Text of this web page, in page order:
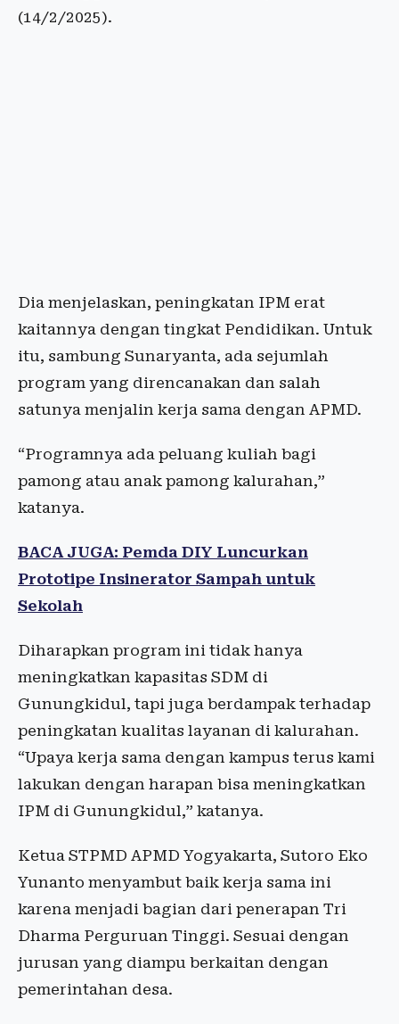
(14/2/2025).
Dia menjelaskan, peningkatan IPM erat
kaitannya dengan tingkat Pendidikan. Untuk
itu, sambung Sunaryanta, ada sejumlah
program yang direncanakan dan salah
satunya menjalin kerja sama dengan APMD.
“Programnya ada peluang kuliah bagi
pamong atau anak pamong kalurahan,”
katanya.
BACA JUGA: Pemda DIY Luncurkan
Prototipe Insinerator Sampah untuk
Sekolah
Diharapkan program ini tidak hanya
meningkatkan kapasitas SDM di
Gunungkidul, tapi juga berdampak terhadap
peningkatan kualitas layanan di kalurahan.
“Upaya kerja sama dengan kampus terus kami
lakukan dengan harapan bisa meningkatkan
IPM di Gunungkidul,” katanya.
Ketua STPMD APMD Yogyakarta, Sutoro Eko
Yunanto menyambut baik kerja sama ini
karena menjadi bagian dari penerapan Tri
Dharma Perguruan Tinggi. Sesuai dengan
jurusan yang diampu berkaitan dengan
pemerintahan desa.